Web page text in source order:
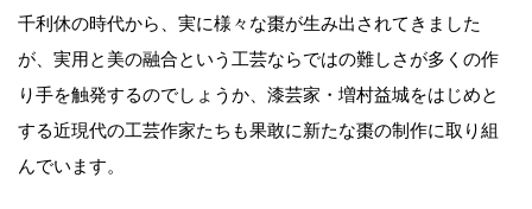
千利休の時代から、実に様々な棗が生み出されてきました
が、実用と美の融合という工芸ならではの難しさが多くの作
り手を触発するのでしょうか、漆芸家・増村益城をはじめと
する近現代の工芸作家たちも果敢に新たな棗の制作に取り組
んでいます。